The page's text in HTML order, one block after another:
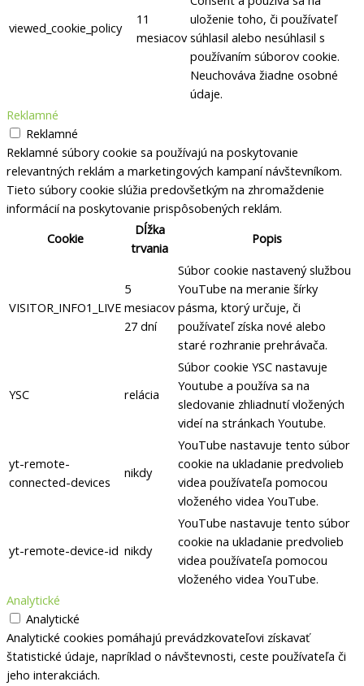
viewed_cookie_policy
11
mesiacov
uloženie toho, či používateľ
súhlasil alebo nesúhlasil s
používaním súborov cookie.
Neuchováva žiadne osobné
údaje.
Reklamné
Reklamné
Reklamné súbory cookie sa používajú na poskytovanie
relevantných reklám a marketingových kampaní návštevníkom.
Tieto súbory cookie slúžia predovšetkým na zhromaždenie
informácií na poskytovanie prispôsobených reklám.
Cookie
Dĺžka
trvania
Popis
VISITOR_INFO1_LIVE
5
mesiacov
27 dní
Súbor cookie nastavený službou
YouTube na meranie šírky
pásma, ktorý určuje, či
používateľ získa nové alebo
staré rozhranie prehrávača.
YSC relácia
Súbor cookie YSC nastavuje
Youtube a používa sa na
sledovanie zhliadnutí vložených
videí na stránkach Youtube.
yt-remote-
connected-devices
nikdy
YouTube nastavuje tento súbor
cookie na ukladanie predvolieb
videa používateľa pomocou
vloženého videa YouTube.
yt-remote-device-id nikdy
YouTube nastavuje tento súbor
cookie na ukladanie predvolieb
videa používateľa pomocou
vloženého videa YouTube.
Analytické
Analytické
Analytické cookies pomáhajú prevádzkovateľovi získavať
štatistické údaje, napríklad o návštevnosti, ceste používateľa či
jeho interakciách.